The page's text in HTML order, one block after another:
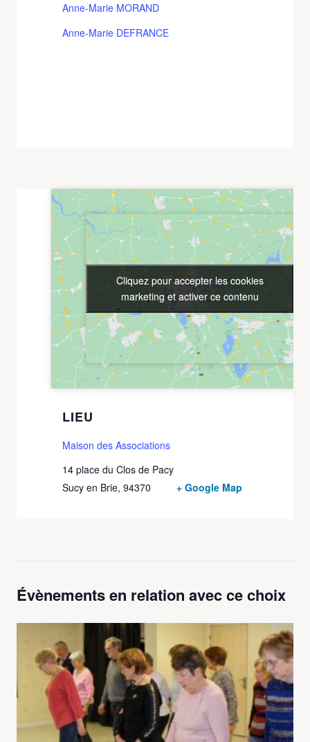
Anne-Marie MORAND
Anne-Marie DEFRANCE
LIEU
Maison des Associations
14 place du Clos de Pacy
Sucy en Brie, 94370 + Google Map
Cliquez pour accepter les cookies
marketing et activer ce contenu
Cliquez pour accepter les cookies
marketing et activer ce contenu
Évènements en relation avec ce choix